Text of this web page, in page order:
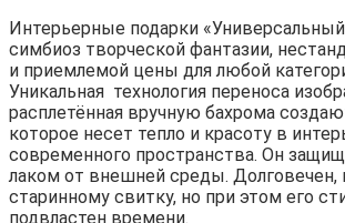
Интерьерные подарки
симбиоз творческой фантазии,
и приемлемой цены для любой
Уникальная технология переноса
расплетённая вручную бахрома
которое несет тепло и красоту в
современного пространства. Он
лаком от внешней среды. Долговечен,
старинному свитку, но при этом его
подвластен времени.